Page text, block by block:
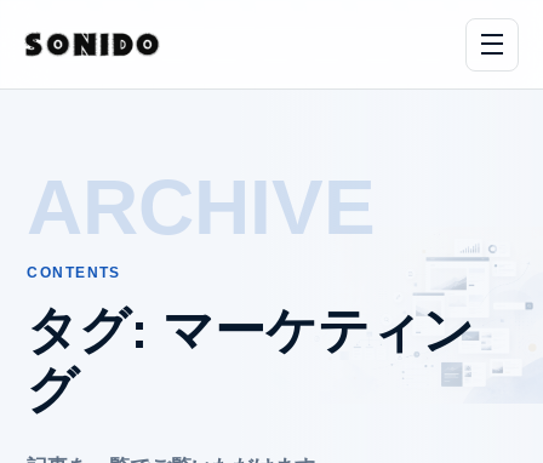
ARCHIVE
CONTENTS
タグ: マーケティン
グ